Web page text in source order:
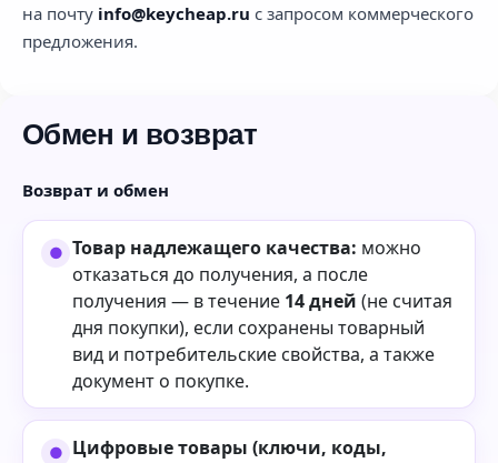
на почту info@keycheap.ru с запросом коммерческого
предложения.
Обмен и возврат
Возврат и обмен
Товар надлежащего качества: можно
отказаться до получения, а после
получения — в течение 14 дней (не считая
дня покупки), если сохранены товарный
вид и потребительские свойства, а также
документ о покупке.
Цифровые товары (ключи, коды,